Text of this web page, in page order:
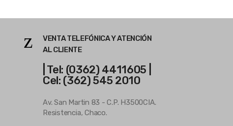
VENTA TELEFÓNICA Y ATENCIÓN
AL CLIENTE
| Tel: (0362) 4411605 |
Cel: (362) 545 2010
Av. San Martin 83 - C.P. H3500CIA.
Resistencia, Chaco.